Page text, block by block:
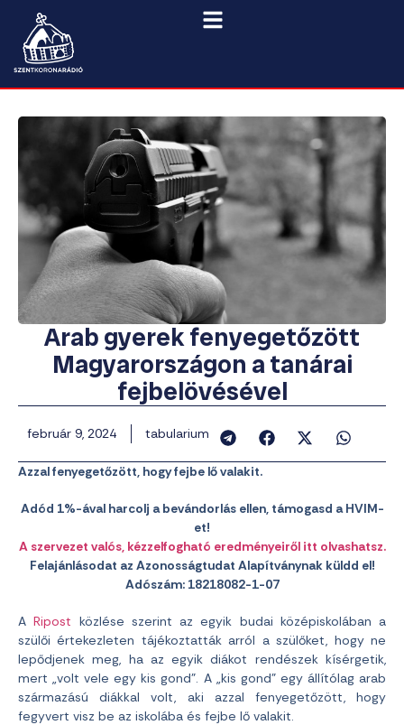
Arab gyerek fenyegetőzött
Magyarországon a tanárai
fejbelövésével
február 9, 2024 tabularium
Azzal fenyegetőzött, hogy fejbe lő valakit.
Adód 1%-ával harcolj a bevándorlás ellen, támogasd a HVIM-
et!
A szervezet valós, kézzelfogható eredményeiről itt olvashatsz.
Felajánlásodat az Azonosságtudat Alapítványnak küldd el!
Adószám: 18218082-1-07
ARipost közlése szerint az egyik budai középiskolában a
szülői értekezleten tájékoztatták arról a szülőket, hogy ne
lepődjenek meg, ha az egyik diákot rendészek kísérgetik,
mert „volt vele egy kis gond”. A „kis gond” egy állítólag arab
származású diákkal volt, aki azzal fenyegetőzött, hogy
fegyvert visz be az iskolába és fejbe lő valakit.